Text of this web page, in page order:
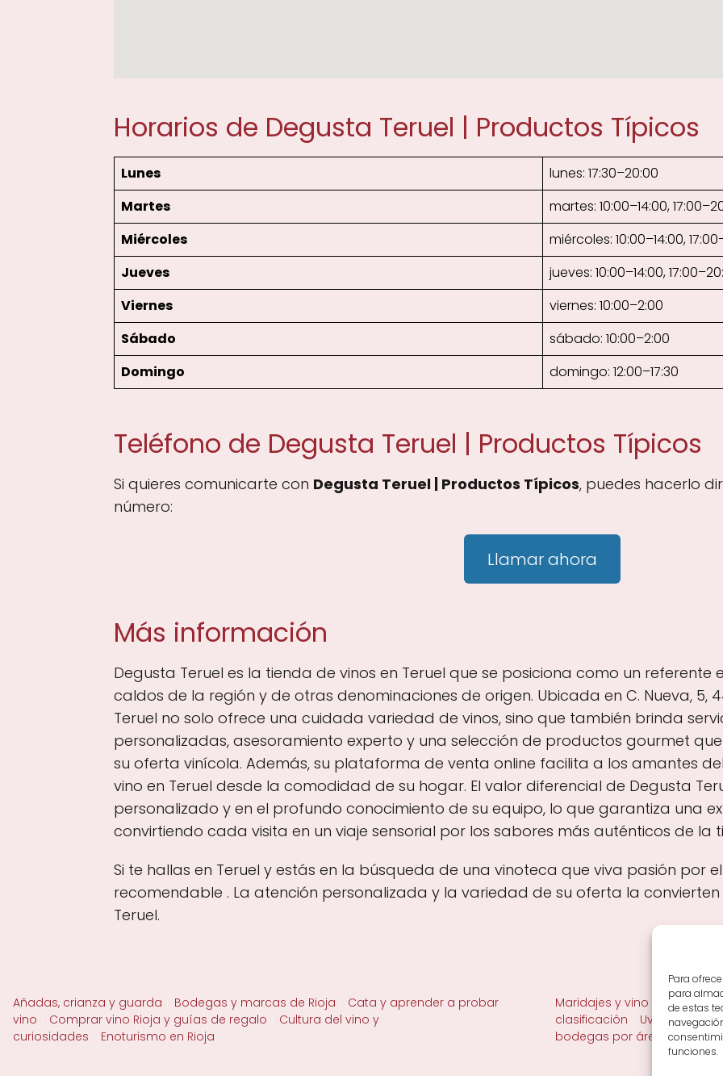
Para
para
de estas
funciones.
Horarios de Degusta Teruel | Productos Típicos
Lunes
lunes: 17:30–20:00
Martes
martes: 10:00–14:00,
Miércoles
miércoles: 10:00–14:00,
Jueves
jueves: 10:00–14:00,
Viernes
viernes: 10:00–2:00
Sábado
sábado: 10:00–2:00
Domingo
domingo: 12:00–17:30
Teléfono de Degusta Teruel | Productos Típicos
Si quieres comunicarte con Degusta Teruel | Productos Típicos, puedes hacerlo
número:
Llamar ahora
Más información
Degusta Teruel es la tienda de vinos en Teruel que se posiciona como un referente
caldos de la región y de otras denominaciones de origen. Ubicada en C. Nueva, 5,
Teruel no solo ofrece una cuidada variedad de vinos, sino que también brinda
personalizadas, asesoramiento experto y una selección de productos gourmet
su oferta vinícola. Además, su plataforma de venta online facilita a los amantes
vino en Teruel desde la comodidad de su hogar. El valor diferencial de Degusta
personalizado y en el profundo conocimiento de su equipo, lo que garantiza una
convirtiendo cada visita en un viaje sensorial por los sabores más auténticos de la
Si te hallas en Teruel y estás en la búsqueda de una vinoteca que viva pasión por
recomendable . La atención personalizada y la variedad de su oferta la
Teruel.
Añadas, crianza y guarda Bodegas y marcas de Rioja
Cata y aprender a probar
vino
Comprar vino Rioja y guías de regalo
Cultura del vino y
curiosidades
Enoturismo en Rioja
Maridajes y vino en la mesa
clasificación
Uvas y viñedo
bodegas por área